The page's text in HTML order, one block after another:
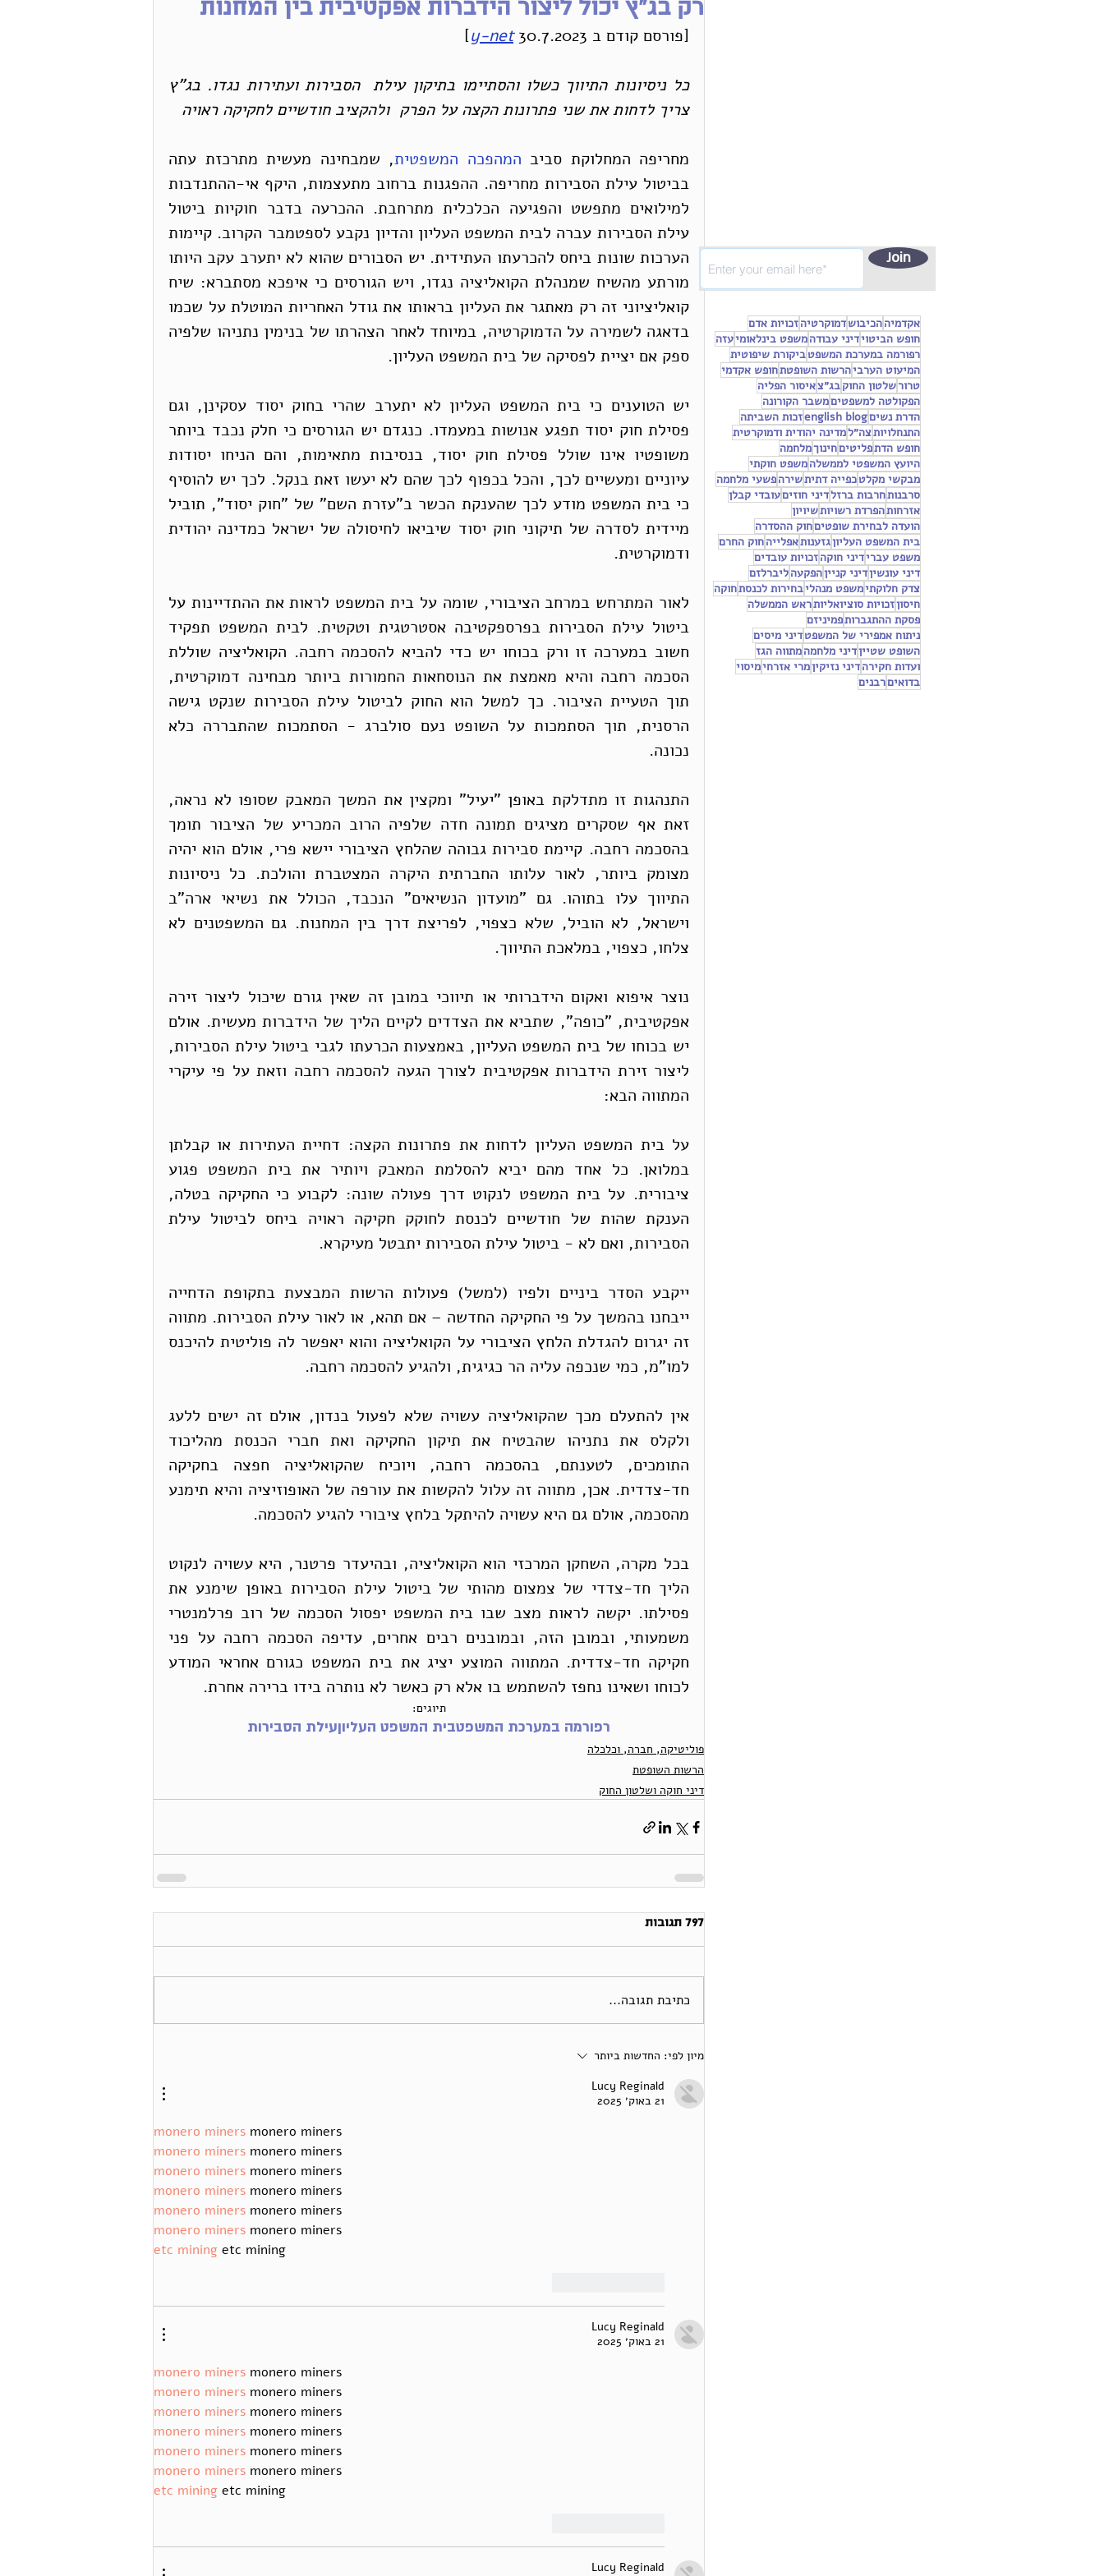
אקדמיההכיבושדמוקרטיהזכויות אדם
חופש הביטוידיני עבודהמשפט בינלאומיעזה
רפורמה במערכת המשפטביקורת שיפוטית
המיעוט הערביהרשות השופטתחופש אקדמי
טרורשלטון החוקבג״צאיסור הפליה
הפקולטה למשפטיםמשבר הקורונה
הדרת נשיםenglish blogזכות השביתה
התנחלויותצה״למדינה יהודית ודמוקרטית
חופש הדתפליטיםחינוךמלחמה
היועץ המשפטי לממשלהמשפט חוקתי
מבקשי מקלטכפייה דתיתשירהפשעי מלחמה
סרבנותחרבות ברזלדיני חוזיםעובדי קבלן
אזרחותהפרדת רשויותשיויון
הועדה לבחירת שופטיםחוק ההסדרה
בית המשפט העליוןגזענותאפלייהחוק החרם
משפט עברידיני חוקהזכויות עובדים
דיני עונשיןדיני קנייןהפקעהליברלזם
צדק חלוקתימשפט מנהליבחירות לכנסתחוקה
חיסוןזכויות סוציואליותראש הממשלה
פסקת ההתגברותפמיניזם
ניתוח אמפירי של המשפטדיני מיסים
השופט שטייןדיני מלחמהמתווה הגז
ועדות חקירהדיני נזיקיןמרי אזרחימיסוי
בדואיםרבנים
רק בג"ץ יכול ליצור הידברות אפקטיבית בין המחנות
[פורסם קודם ב y-net 30.7.2023]
צריך לדחות את שני פתרונות הקצה על הפרק  ולהקציב חודשיים לחקיקה ראויה
מחריפה המחלוקת סביב המהפכה המשפטית
ספק אם יציית לפסיקה של בית המשפט העליון.
ודמוקרטית.
נכונה.
צלחו, כצפוי, במלאכת התיווך.
המתווה הבא:
הסבירות, ואם לא - ביטול עילת הסבירות יתבטל מעיקרא.
למו"מ, כמי שנכפה עליה הר כגיגית, ולהגיע להסכמה רחבה.
מהסכמה, אולם גם היא עשויה להיתקל בלחץ ציבורי להגיע להסכמה.
לכוחו ושאינו נחפז להשתמש בו אלא רק כאשר לא נותרה בידו ברירה אחרת.
תיוגים:
רפורמה במערכת המשפטבית המשפט העליוןעילת הסבירות
פוליטיקה, חברה, וכלכלה
הרשות השופטת
דיני חוקה ושלטון החוק
797 תגובות
כתיבת תגובה...
מיון לפי: החדשות ביותר
Lucy Reginald
21 באוק׳ 2025
monero miners monero miners
monero miners monero miners
monero miners monero miners
monero miners monero miners
monero miners monero miners
monero miners monero miners
etc mining etc mining
Lucy Reginald
21 באוק׳ 2025
monero miners monero miners
monero miners monero miners
monero miners monero miners
monero miners monero miners
monero miners monero miners
monero miners monero miners
etc mining etc mining
Lucy Reginald
Join